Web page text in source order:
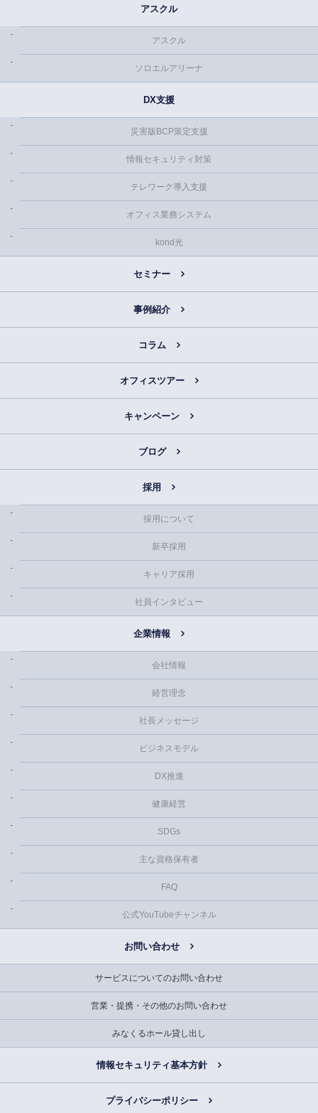
アスクル
アスクル
ソロエルアリーナ
DX支援
災害版BCP策定支援
情報セキュリティ対策
テレワーク導入支援
オフィス業務システム
kond光
セミナー
事例紹介
コラム
オフィスツアー
キャンペーン
ブログ
採用
採用について
新卒採用
キャリア採用
社員インタビュー
企業情報
会社情報
経営理念
社長メッセージ
ビジネスモデル
DX推進
健康経営
SDGs
主な資格保有者
FAQ
公式YouTubeチャンネル
お問い合わせ
サービスについてのお問い合わせ
営業・提携・その他のお問い合わせ
みなくるホール貸し出し
情報セキュリティ基本方針
プライバシーポリシー